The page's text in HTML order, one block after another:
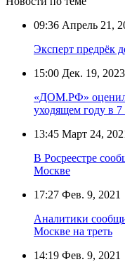
09:36 Апрель 21,
Эксперт предрёк
15:00 Дек. 19, 2023
«ДОМ.РФ» оценил
уходящем году в 7
13:45 Март 24,
В Росреестре
Москве
17:27 Фев. 9, 2021
Аналитики
Москве на треть
14:19 Фев. 9, 2021